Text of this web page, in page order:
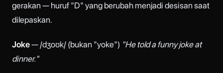
gerakan — huruf "D" yang berubah menjadi desisan saat
dilepaskan.
Joke— /dʒoʊk/ (bukan "yoke") "He told a funny joke at
dinner."